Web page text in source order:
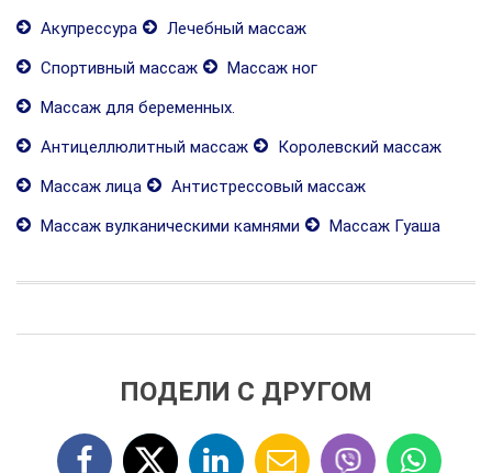
Акупрессура
Лечебный массаж
Спортивный массаж
Массаж ног
Массаж для беременных.
Антицеллюлитный массаж
Королевский массаж
Массаж лица
Антистрессовый массаж
Массаж вулканическими камнями
Массаж Гуаша
ПОДЕЛИ С ДРУГОМ